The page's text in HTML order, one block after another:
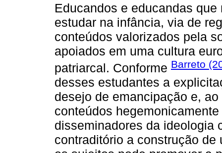
Educandos e educandas
estudar na infância, via de
conteúdos valorizados pela
apoiados em uma cultura
patriarcal. Conforme Barreto
desses estudantes a
desejo de emancipação e,
conteúdos
disseminadores da ideologia
contraditório a construção